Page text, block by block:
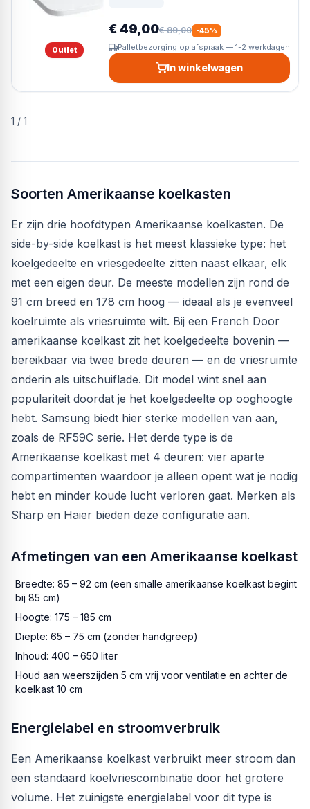
Outlet
€ 49,00€ 89,00 -45%
Palletbezorging op afspraak — 1-2 werkdagen
In winkelwagen
1 / 1
Soorten Amerikaanse koelkasten
Er zijn drie hoofdtypen Amerikaanse koelkasten. De
side-by-side koelkast is het meest klassieke type: het
koelgedeelte en vriesgedeelte zitten naast elkaar, elk
met een eigen deur. De meeste modellen zijn rond de
91 cm breed en 178 cm hoog — ideaal als je evenveel
koelruimte als vriesruimte wilt. Bij een French Door
amerikaanse koelkast zit het koelgedeelte bovenin —
bereikbaar via twee brede deuren — en de vriesruimte
onderin als uitschuiflade. Dit model wint snel aan
populariteit doordat je het koelgedeelte op ooghoogte
hebt. Samsung biedt hier sterke modellen van aan,
zoals de RF59C serie. Het derde type is de
Amerikaanse koelkast met 4 deuren: vier aparte
compartimenten waardoor je alleen opent wat je nodig
hebt en minder koude lucht verloren gaat. Merken als
Sharp en Haier bieden deze configuratie aan.
Afmetingen van een Amerikaanse koelkast
Breedte: 85 – 92 cm (een smalle amerikaanse koelkast begint
bij 85 cm)
Hoogte: 175 – 185 cm
Diepte: 65 – 75 cm (zonder handgreep)
Inhoud: 400 – 650 liter
Houd aan weerszijden 5 cm vrij voor ventilatie en achter de
koelkast 10 cm
Energielabel en stroomverbruik
Een Amerikaanse koelkast verbruikt meer stroom dan
een standaard koelvriescombinatie door het grotere
volume. Het zuinigste energielabel voor dit type is